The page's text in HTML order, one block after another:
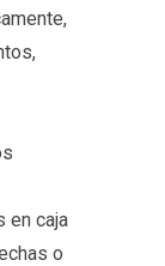
en caja
o